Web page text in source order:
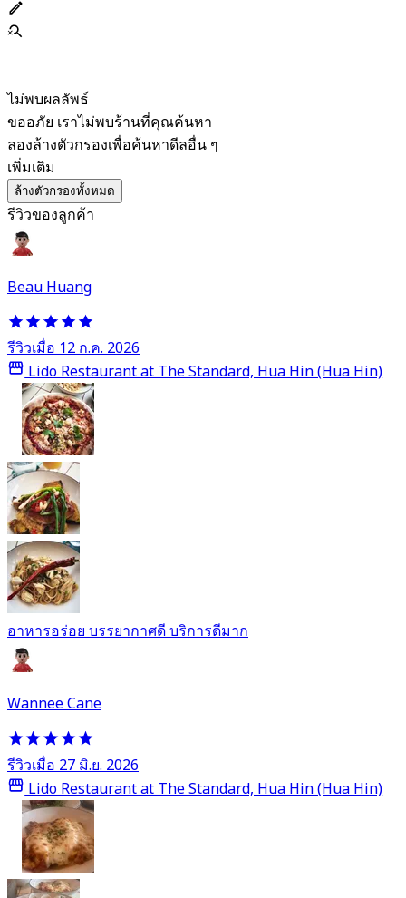
ไม่พบผลลัพธ์
ขออภัย เราไม่พบร้านที่คุณค้นหา
ลองล้างตัวกรองเพื่อค้นหาดีลอื่น ๆ
เพิ่มเติม
ล้างตัวกรองทั้งหมด
รีวิวของลูกค้า
Beau Huang
รีวิวเมื่อ 12 ก.ค. 2026
Lido Restaurant at The Standard, Hua Hin (Hua Hin)
อาหารอร่อย บรรยากาศดี บริการดีมาก
Wannee Cane
รีวิวเมื่อ 27 มิ.ย. 2026
Lido Restaurant at The Standard, Hua Hin (Hua Hin)